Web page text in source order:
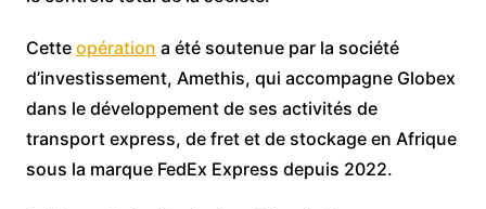
Cette opération a été soutenue par la société
d’investissement, Amethis, qui accompagne Globex
dans le développement de ses activités de
transport express, de fret et de stockage en Afrique
sous la marque FedEx Express depuis 2022.